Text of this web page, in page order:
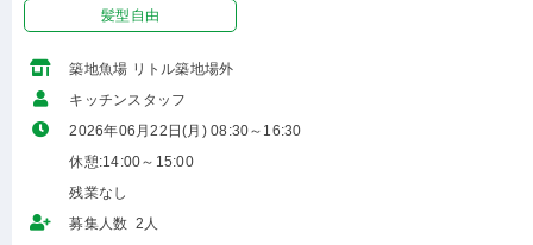
髪型自由
築地魚場 リトル築地場外
キッチンスタッフ
2026年06月22日(月) 08:30～16:30
休憩:14:00～15:00
残業なし
募集人数 2人